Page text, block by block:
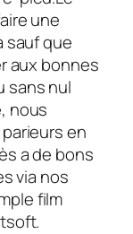
une
sauf que
aux bonnes
sans nul
nous
en
a de bons
via nos
film